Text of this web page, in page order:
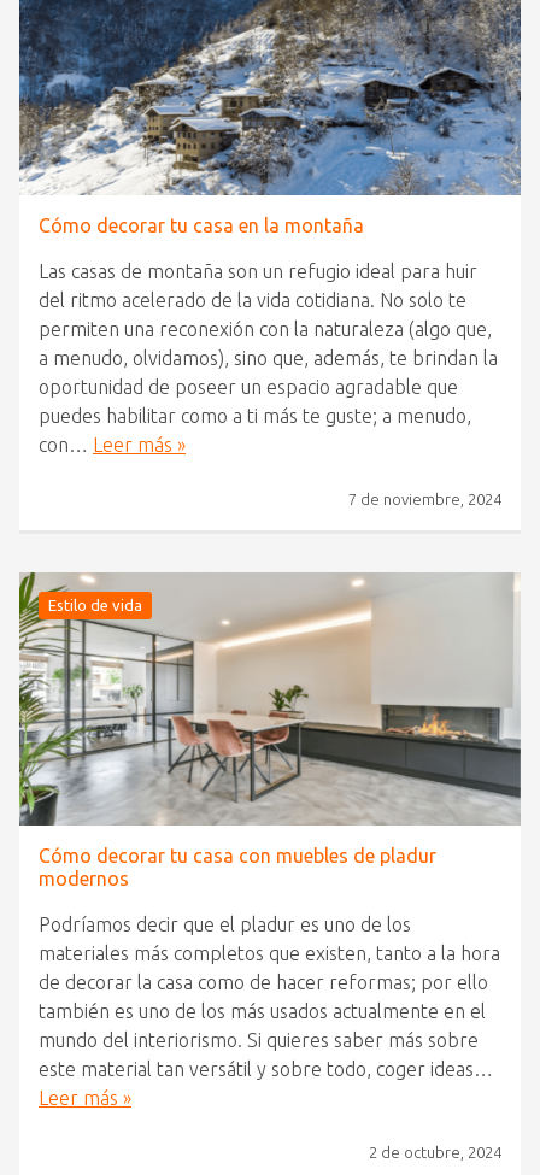
Cómo decorar tu casa en la montaña
Las casas de montaña son un refugio ideal para huir
del ritmo acelerado de la vida cotidiana. No solo te
permiten una reconexión con la naturaleza (algo que,
a menudo, olvidamos), sino que, además, te brindan la
oportunidad de poseer un espacio agradable que
puedes habilitar como a ti más te guste; a menudo,
con… Leer más »
7 de noviembre, 2024
Estilo de vida
Cómo decorar tu casa con muebles de pladur
modernos
Podríamos decir que el pladur es uno de los
materiales más completos que existen, tanto a la hora
de decorar la casa como de hacer reformas; por ello
también es uno de los más usados actualmente en el
mundo del interiorismo. Si quieres saber más sobre
este material tan versátil y sobre todo, coger ideas…
Leer más »
2 de octubre, 2024